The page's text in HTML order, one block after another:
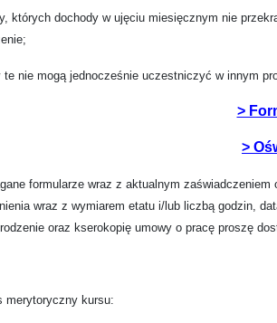
których dochody w ujęciu miesięcznym nie
te nie mogą jednocześnie uczestniczyć w innym
>
>
formularze wraz z aktualnym
wraz z wymiarem etatu i/lub liczbą godzin,
oraz kserokopię umowy o pracę proszę
merytoryczny kursu: